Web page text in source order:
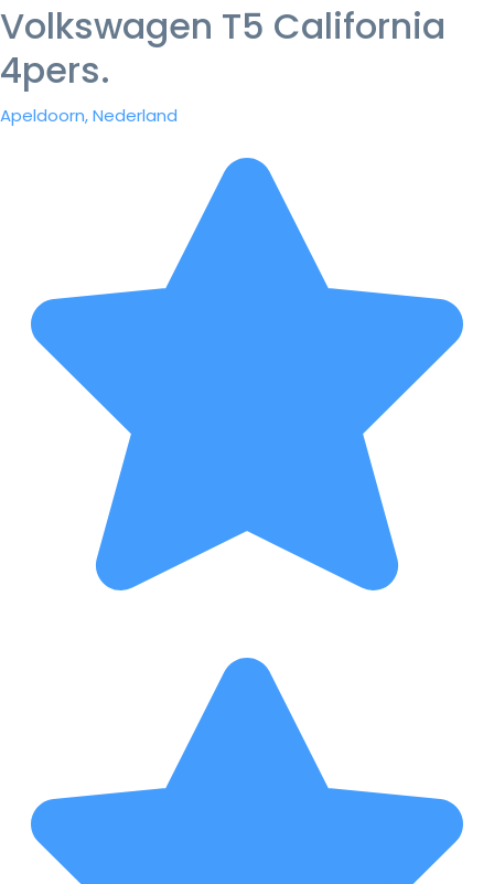
Volkswagen T5 California
4pers.
Apeldoorn, Nederland